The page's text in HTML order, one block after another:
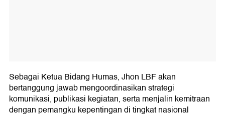
Sebagai Ketua Bidang Humas, Jhon LBF akan
bertanggung jawab mengoordinasikan strategi
komunikasi, publikasi kegiatan, serta menjalin kemitraan
dengan pemangku kepentingan di tingkat nasional